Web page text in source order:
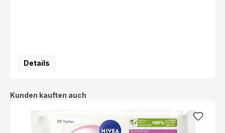
Details
Produktgalerie überspringen
Kunden kauften auch